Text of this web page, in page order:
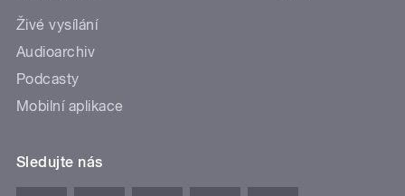
Živé vysílání
Audioarchiv
Podcasty
Mobilní aplikace
Sledujte nás